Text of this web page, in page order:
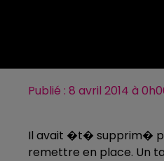
Publié : 8 avril 2014 à
Il avait �t� supprim�
remettre en place. Un